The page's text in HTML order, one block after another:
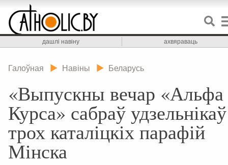
дашлі навіну ахвяраваць
Галоўная Навіны Беларусь
«Выпускны вечар «Альфа
Курса» сабраў удзельнікаў
трох каталіцкіх парафій
Мінска